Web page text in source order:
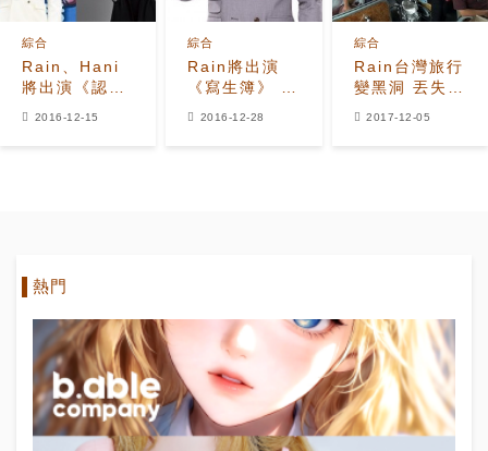
Rain、Hani
將出演《認識
綜合
2016-12-15
Rain將出演
《寫生簿》 首
綜合
2016-12-28
Rain台灣旅行
變黑洞 丟失新
綜合
2017-12-05
熱門